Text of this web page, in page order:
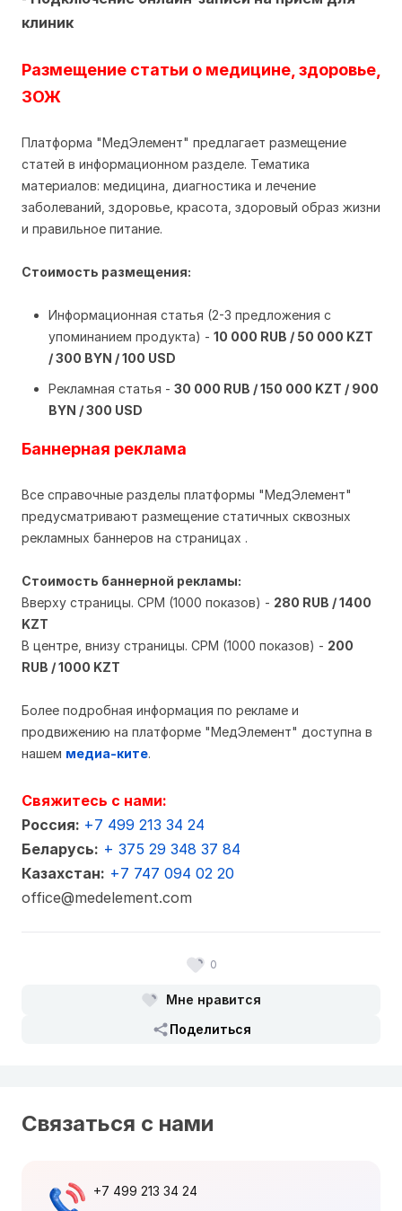
клиник
Размещение статьи о медицине, здоровье,
ЗОЖ
Платформа "МедЭлемент" предлагает размещение
статей в информационном разделе. Тематика
материалов: медицина, диагностика и лечение
заболеваний, здоровье, красота, здоровый образ жизни
и правильное питание.
Стоимость размещения:
Информационная статья (2-3 предложения с
упоминанием продукта) - 10 000 RUB / 50 000 KZT
/ 300 BYN / 100 USD
Рекламная статья - 30 000 RUB / 150 000 KZT / 900
BYN / 300 USD
Баннерная реклама
Все справочные разделы платформы "МедЭлемент"
предусматривают размещение статичных сквозных
рекламных баннеров на страницах .
Стоимость баннерной рекламы:
Вверху страницы. CPM (1000 показов) - 280 RUB / 1400
KZT
В центре, внизу страницы. CPM (1000 показов) - 200
RUB / 1000 KZT
Более подробная информация по рекламе и
продвижению на платформе "МедЭлемент" доступна в
нашем медиа-ките.
Свяжитесь с нами:
Россия: +7 499 213 34 24
Беларусь: + 375 29 348 37 84
Казахстан: +7 747 094 02 20
office@medelement.com
0
Мне нравится
Поделиться
Связаться с нами
+7 499 213 34 24